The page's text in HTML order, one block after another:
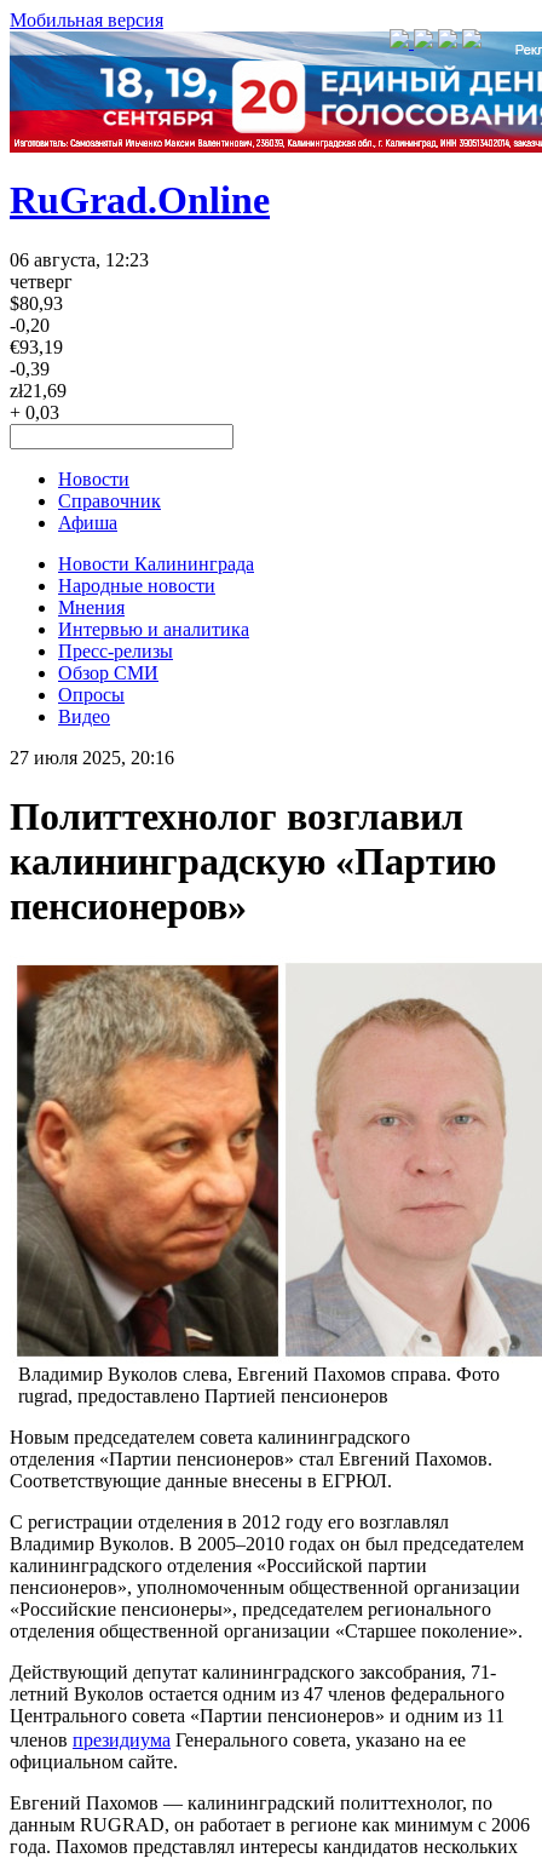
Мобильная версия
RuGrad.Online
06 августа, 12:23
четверг
$80,93
-0,20
€93,19
-0,39
zł21,69
+ 0,03
Новости
Справочник
Афиша
Новости Калининграда
Народные новости
Мнения
Интервью и аналитика
Пресс-релизы
Обзор СМИ
Опросы
Видео
27 июля 2025, 20:16
Политтехнолог возглавил
калининградскую «Партию
пенсионеров»
Владимир Вуколов слева, Евгений Пахомов справа. Фото
rugrad, предоставлено Партией пенсионеров
Новым председателем совета калининградского
отделения «Партии пенсионеров» стал Евгений Пахомов.
Соответствующие данные внесены в ЕГРЮЛ.
С регистрации отделения в 2012 году его возглавлял
Владимир Вуколов. В 2005–2010 годах он был председателем
калининградского отделения «Российской партии
пенсионеров», уполномоченным общественной организации
«Российские пенсионеры», председателем регионального
отделения общественной организации «Старшее поколение».
Действующий депутат калининградского заксобрания, 71-
летний Вуколов остается одним из 47 членов федерального
Центрального совета «Партии пенсионеров» и одним из 11
членов президиума Генерального совета, указано на ее
официальном сайте.
Евгений Пахомов — калининградский политтехнолог, по
данным RUGRAD, он работает в регионе как минимум с 2006
года. Пахомов представлял интересы кандидатов нескольких